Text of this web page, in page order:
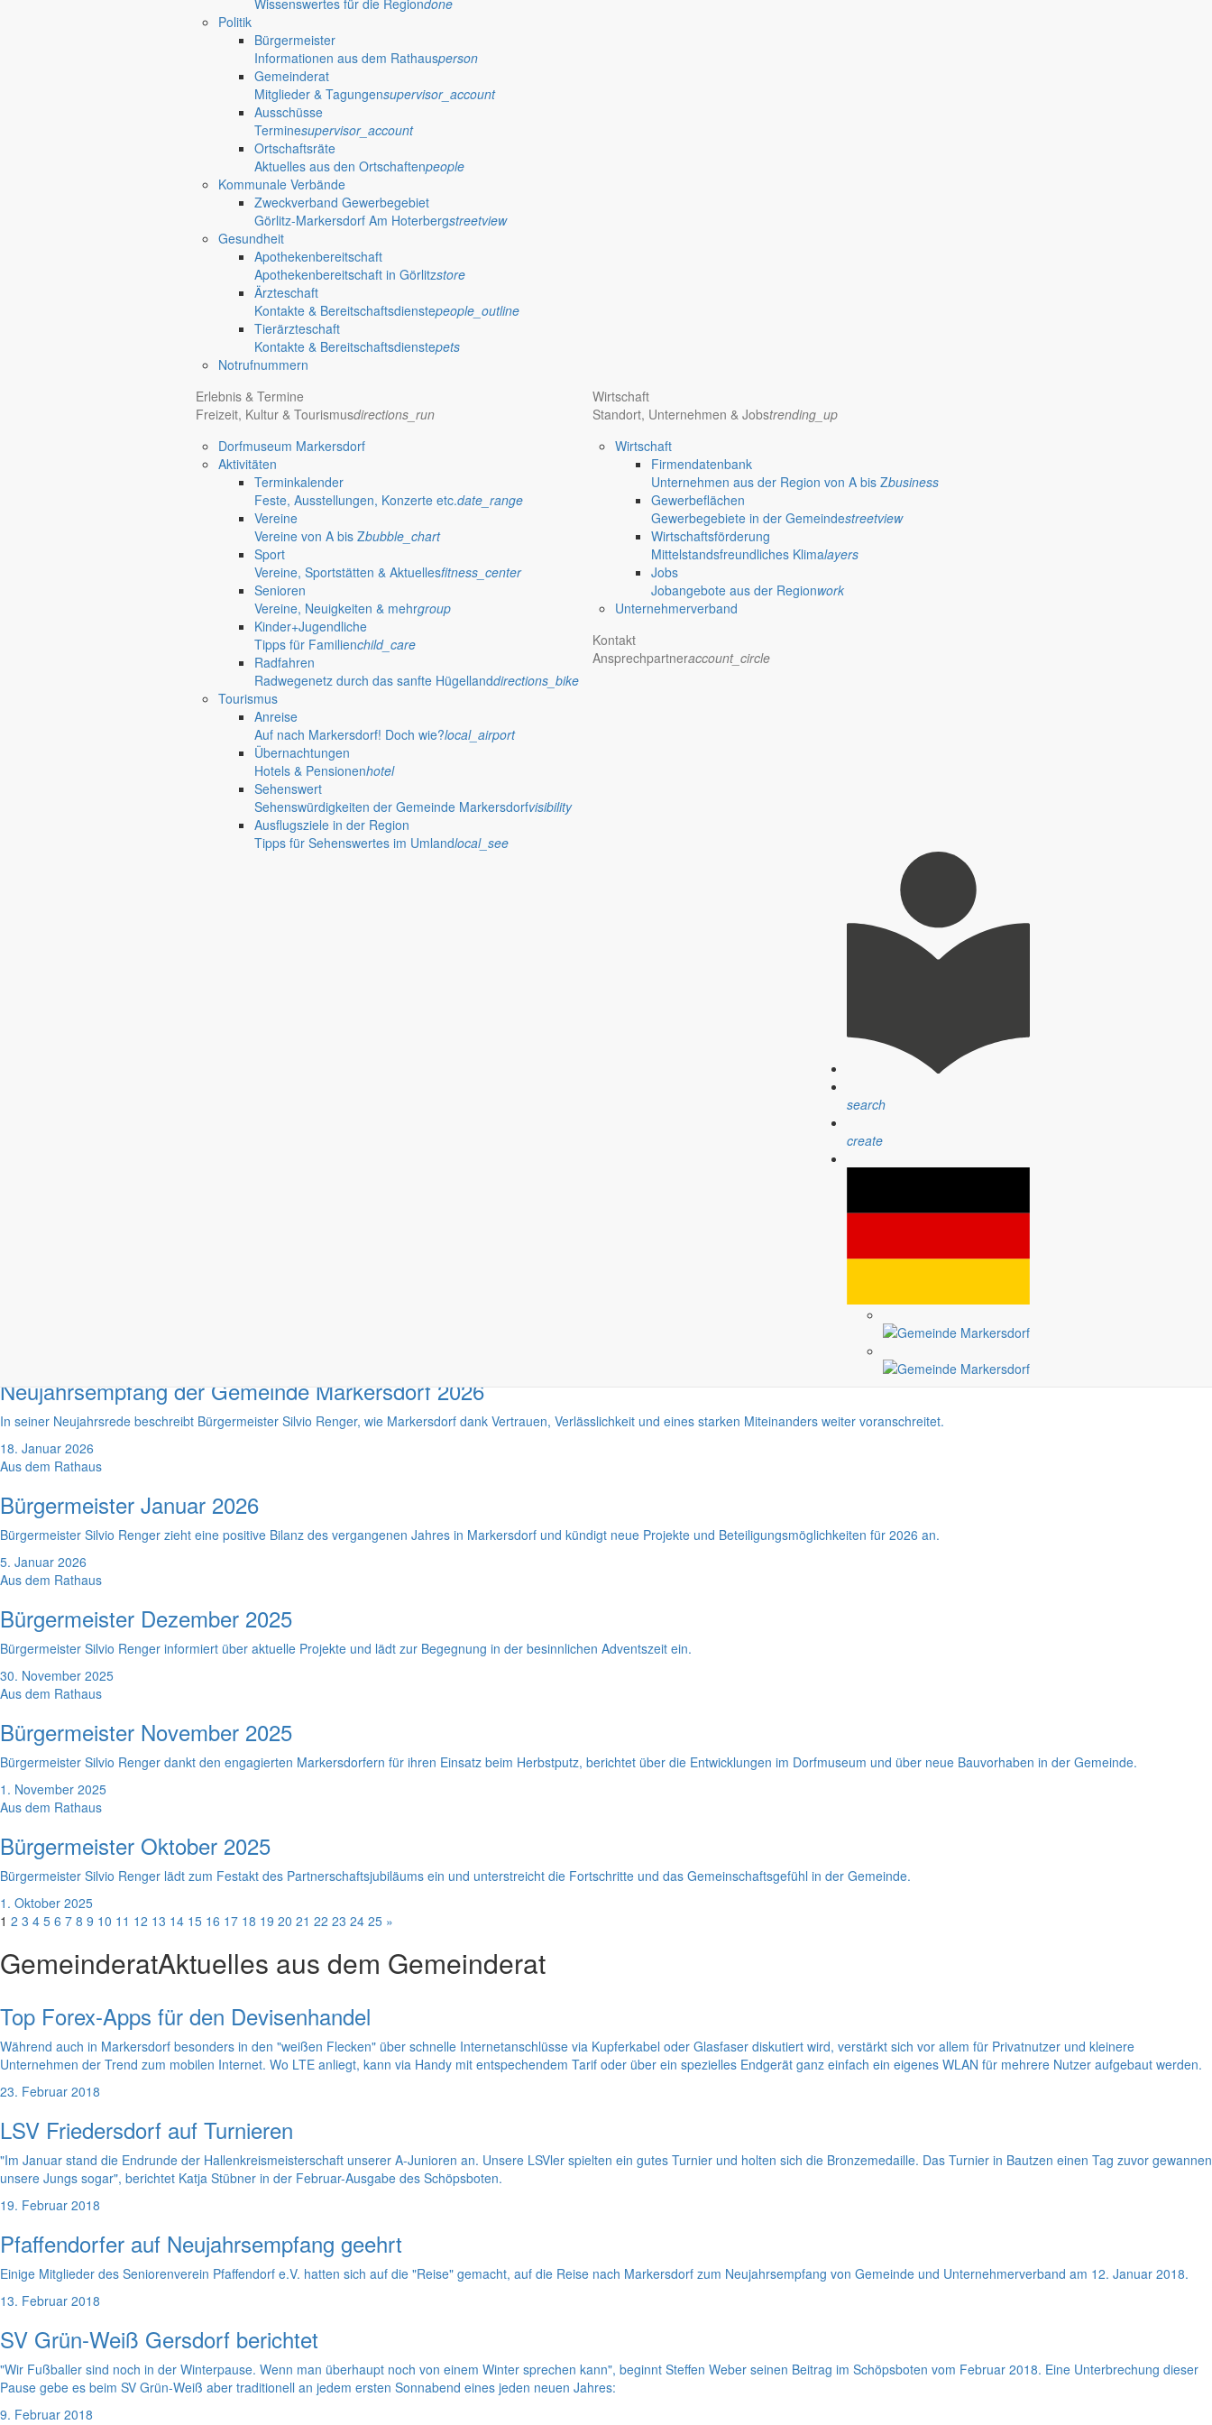
Wissenswertes für die Regiondone
Politik
Bürgermeister
Informationen aus dem Rathausperson
Gemeinderat
Mitglieder & Tagungensupervisor_account
Ausschüsse
Terminesupervisor_account
Ortschaftsräte
Aktuelles aus den Ortschaftenpeople
Kommunale Verbände
Zweckverband Gewerbegebiet
Görlitz-Markersdorf Am Hoterbergstreetview
Gesundheit
Apothekenbereitschaft
Apothekenbereitschaft in Görlitzstore
Ärzteschaft
Kontakte & Bereitschaftsdienstepeople_outline
Tierärzteschaft
Kontakte & Bereitschaftsdienstepets
Notrufnummern
Erlebnis & Termine
Freizeit, Kultur & Tourismusdirections_run
Dorfmuseum Markersdorf
Aktivitäten
Terminkalender
Feste, Ausstellungen, Konzerte etc.date_range
Vereine
Vereine von A bis Zbubble_chart
Sport
Vereine, Sportstätten & Aktuellesfitness_center
Senioren
Vereine, Neuigkeiten & mehrgroup
Kinder+Jugendliche
Tipps für Familienchild_care
Radfahren
Radwegenetz durch das sanfte Hügellanddirections_bike
Tourismus
Anreise
Auf nach Markersdorf! Doch wie?local_airport
Übernachtungen
Hotels & Pensionenhotel
Sehenswert
Sehenswürdigkeiten der Gemeinde Markersdorfvisibility
Ausflugsziele in der Region
Tipps für Sehenswertes im Umlandlocal_see
Wirtschaft
Standort, Unternehmen & Jobstrending_up
Wirtschaft
Firmendatenbank
Unternehmen aus der Region von A bis Zbusiness
Gewerbeflächen
Gewerbegebiete in der Gemeindestreetview
Wirtschaftsförderung
Mittelstandsfreundliches Klimalayers
Jobs
Jobangebote aus der Regionwork
Unternehmerverband
Kontakt
Ansprechpartneraccount_circle
search
create
Öffnungszeiten RathausGemeindeverwaltung Markersdorf
08:30 – 11:30 Uhr und 14:00 – 18:00 Uhr
08:30 – 11:30 Uhr und 14:00 – 17:00 Uhr
Außerhalb der Öffnungszeiten können Termine vereinbart werden.
E-Mail: sekretariat@gemeinde-markersdorf.de
Aktuelles aus dem Rathaus
Bürgermeister August 2026
Bürgermeister Silvio Renger wünscht allen einen guten Start ins neue Schuljahr und informiert über seine nächsten Termine.
Bürgermeister Silvio Renger dankt dem Winterdienst, berichtet über aktuelle Beschlüsse des Gemeinderates – darunter Bauprojekte und Wärmeplanung – und lädt zu Begegnungen und Beteiligung ein.
Neujahrsempfang der Gemeinde Markersdorf 2026
In seiner Neujahrsrede beschreibt Bürgermeister Silvio Renger, wie Markersdorf dank Vertrauen, Verlässlichkeit und eines starken Miteinanders weiter voranschreitet.
18. Januar 2026
Aus dem Rathaus
Bürgermeister Januar 2026
Bürgermeister Silvio Renger zieht eine positive Bilanz des vergangenen Jahres in Markersdorf und kündigt neue Projekte und Beteiligungsmöglichkeiten für 2026 an.
5. Januar 2026
Aus dem Rathaus
Bürgermeister Dezember 2025
Bürgermeister Silvio Renger informiert über aktuelle Projekte und lädt zur Begegnung in der besinnlichen Adventszeit ein.
30. November 2025
Aus dem Rathaus
Bürgermeister November 2025
Bürgermeister Silvio Renger dankt den engagierten Markersdorfern für ihren Einsatz beim Herbstputz, berichtet über die Entwicklungen im Dorfmuseum und über neue Bauvorhaben in der Gemeinde.
1. November 2025
Aus dem Rathaus
Bürgermeister Oktober 2025
Bürgermeister Silvio Renger lädt zum Festakt des Partnerschaftsjubiläums ein und unterstreicht die Fortschritte und das Gemeinschaftsgefühl in der Gemeinde.
1. Oktober 2025
1 2 3 4 5 6 7 8 9 10 11 12 13 14 15 16 17 18 19 20 21 22 23 24 25 »
GemeinderatAktuelles aus dem Gemeinderat
Top Forex-Apps für den Devisenhandel
Während auch in Markersdorf besonders in den "weißen Flecken" über schnelle Internetanschlüsse via Kupferkabel oder Glasfaser diskutiert wird, verstärkt sich vor allem für Privatnutzer und kleinere
Unternehmen der Trend zum mobilen Internet. Wo LTE anliegt, kann via Handy mit entspechendem Tarif oder über ein spezielles Endgerät ganz einfach ein eigenes WLAN für mehrere Nutzer aufgebaut werden.
23. Februar 2018
LSV Friedersdorf auf Turnieren
"Im Januar stand die Endrunde der Hallenkreismeisterschaft unserer A-Junioren an. Unsere LSVler spielten ein gutes Turnier und holten sich die Bronzemedaille. Das Turnier in Bautzen einen Tag zuvor gewannen
unsere Jungs sogar", berichtet Katja Stübner in der Februar-Ausgabe des Schöpsboten.
19. Februar 2018
Pfaffendorfer auf Neujahrsempfang geehrt
Einige Mitglieder des Seniorenverein Pfaffendorf e.V. hatten sich auf die "Reise" gemacht, auf die Reise nach Markersdorf zum Neujahrsempfang von Gemeinde und Unternehmerverband am 12. Januar 2018.
13. Februar 2018
SV Grün-Weiß Gersdorf berichtet
"Wir Fußballer sind noch in der Winterpause. Wenn man überhaupt noch von einem Winter sprechen kann", beginnt Steffen Weber seinen Beitrag im Schöpsboten vom Februar 2018. Eine Unterbrechung dieser
Pause gebe es beim SV Grün-Weiß aber traditionell an jedem ersten Sonnabend eines jeden neuen Jahres:
9. Februar 2018